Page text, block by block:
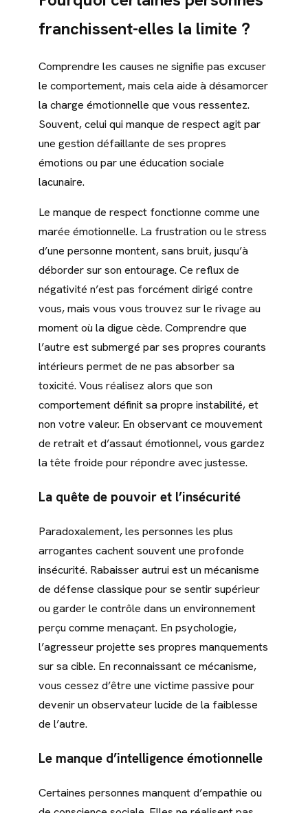
franchissent-elles la limite ?
Comprendre les causes ne signifie pas excuser
le comportement, mais cela aide à désamorcer
la charge émotionnelle que vous ressentez.
Souvent, celui qui manque de respect agit par
une gestion défaillante de ses propres
émotions ou par une éducation sociale
lacunaire.
Le manque de respect fonctionne comme une
marée émotionnelle. La frustration ou le stress
d’une personne montent, sans bruit, jusqu’à
déborder sur son entourage. Ce reflux de
négativité n’est pas forcément dirigé contre
vous, mais vous vous trouvez sur le rivage au
moment où la digue cède. Comprendre que
l’autre est submergé par ses propres courants
intérieurs permet de ne pas absorber sa
toxicité. Vous réalisez alors que son
comportement définit sa propre instabilité, et
non votre valeur. En observant ce mouvement
de retrait et d’assaut émotionnel, vous gardez
la tête froide pour répondre avec justesse.
La quête de pouvoir et l’insécurité
Paradoxalement, les personnes les plus
arrogantes cachent souvent une profonde
insécurité. Rabaisser autrui est un mécanisme
de défense classique pour se sentir supérieur
ou garder le contrôle dans un environnement
perçu comme menaçant. En psychologie,
l’agresseur projette ses propres manquements
sur sa cible. En reconnaissant ce mécanisme,
vous cessez d’être une victime passive pour
devenir un observateur lucide de la faiblesse
de l’autre.
Le manque d’intelligence émotionnelle
Certaines personnes manquent d’empathie ou